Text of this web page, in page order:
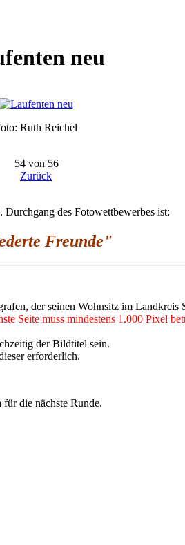
neu
Ruth Reichel
54 von 56
Zurück
Durchgang des Fotowettbewerbes ist:
Freunde"
der seinen Wohnsitz im Landkreis
Seite muss mindestens 1.000 Pixel
der Bildtitel sein.
erforderlich.
die nächste Runde.